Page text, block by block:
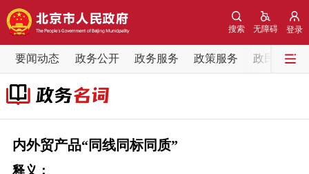
登录
无障碍
搜索
要闻动态 政务公开 政务服务 政策服务 政民互动
要闻动态
党中央精神
内外贸产品“同线同标同质”
释义：